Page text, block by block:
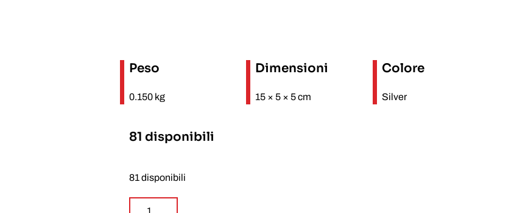
Peso
0.150 kg
Dimensioni
15 × 5 × 5 cm
Colore
Silver
81 disponibili
81 disponibili